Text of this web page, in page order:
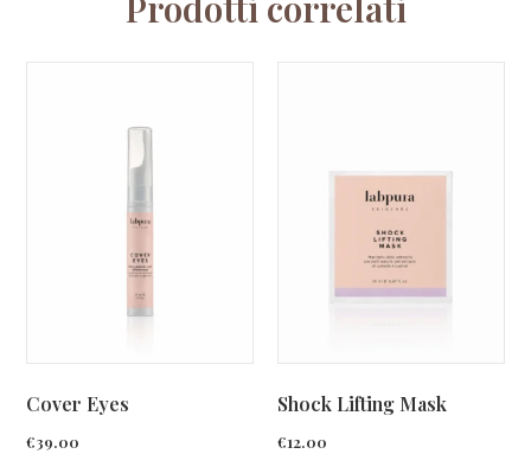
Cover Eyes
€39.00
Shock Lifting Mask
€12.00